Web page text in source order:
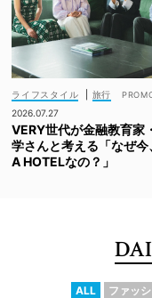
ライフスタイル
旅行
2026.07.27
VERY世代が金融教育家
学さんと考える「なぜ今
A HOTELなの？」
ALL ファッ